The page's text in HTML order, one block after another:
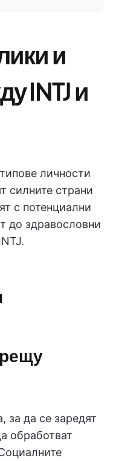
и
INTJ и
личности
силните страни
с потенциални
до здравословни
за да се заредят
обработват